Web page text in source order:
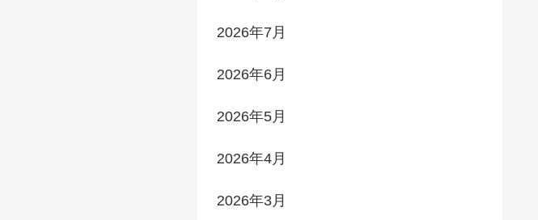
2026年7月
2026年6月
2026年5月
2026年4月
2026年3月